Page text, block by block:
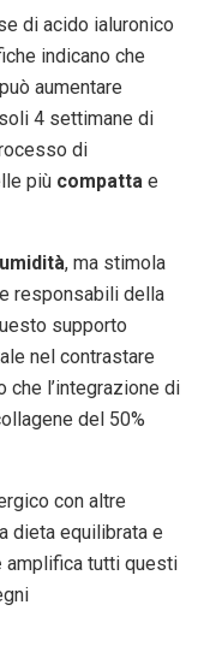
di acido ialuronico
indicano che
aumentare
4 settimane di
di
più compatta e
umidità, ma stimola
responsabili della
supporto
nel contrastare
che l’integrazione di
del 50%
con altre
dieta equilibrata e
amplifica tutti questi